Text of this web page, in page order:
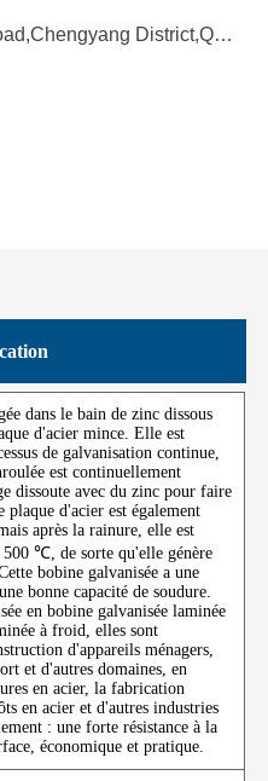
Adresse：Zhengyang Road,Chengyang District,Qingdao,China
dans le bain de zinc dissous
d'acier mince. Elle est
de galvanisation continue,
est continuellement
dissoute avec du zinc pour faire
plaque d'acier est également
après la rainure, elle est
℃, de sorte qu'elle génère
bobine galvanisée a une
bonne capacité de soudure.
en bobine galvanisée laminée
à froid, elles sont
d'appareils ménagers,
et d'autres domaines, en
en acier, la fabrication
en acier et d'autres industries
: une forte résistance à la
économique et pratique.